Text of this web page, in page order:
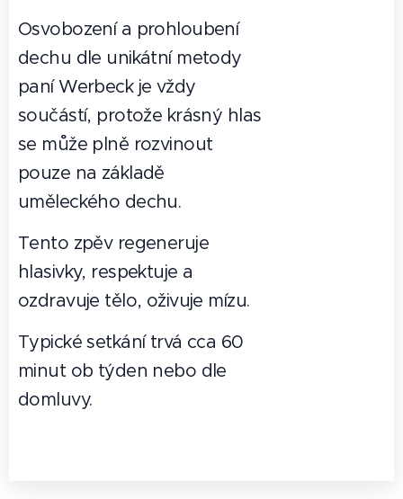
Osvobození a prohloubení
dechu dle unikátní metody
paní Werbeck je vždy
součástí, protože krásný hlas
se může plně rozvinout
pouze na základě
uměleckého dechu.
Tento zpěv regeneruje
hlasivky, respektuje a
ozdravuje tělo, oživuje mízu.
Typické setkání trvá cca 60
minut ob týden nebo dle
domluvy.